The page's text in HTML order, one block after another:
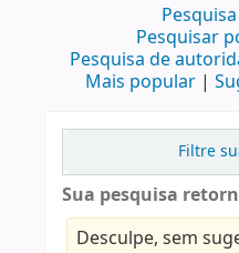
Pesquisar
Pesquisa de
Mais popular
Filtre
Sua pesquisa
Desculpe, sem